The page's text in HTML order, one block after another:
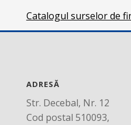
Catalogul surselor de
ADRESĂ
Str. Decebal, Nr. 12
Cod postal 510093,